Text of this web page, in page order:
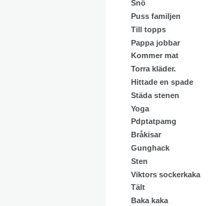
Snö
Puss familjen
Till topps
Pappa jobbar
Kommer mat
Torra kläder.
Hittade en spade
Städa stenen
Yoga
Pdptatpamg
Bråkisar
Gunghack
Sten
Viktors sockerkaka
Tält
Baka kaka